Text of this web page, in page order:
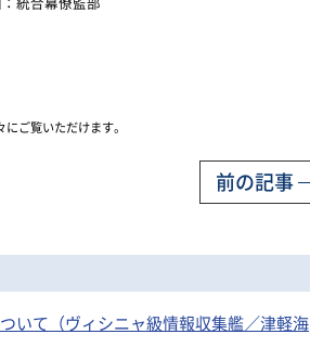
ご覧いただけます。
前の記事
いて（ヴィシニャ級情報収集艦／津軽海